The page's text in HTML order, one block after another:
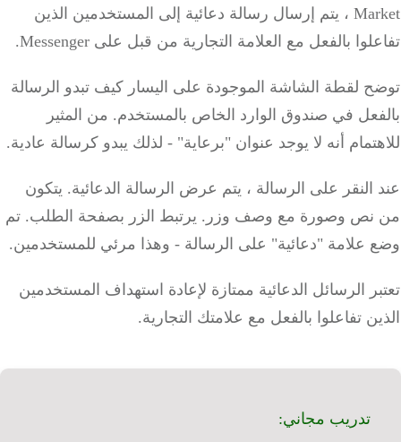
Market ، يتم إرسال رسالة دعائية إلى المستخدمين الذين
تفاعلوا بالفعل مع العلامة التجارية من قبل على Messenger.
توضح لقطة الشاشة الموجودة على اليسار كيف تبدو الرسالة
بالفعل في صندوق الوارد الخاص بالمستخدم. من المثير
للاهتمام أنه لا يوجد عنوان "برعاية" - لذلك يبدو كرسالة عادية.
عند النقر على الرسالة ، يتم عرض الرسالة الدعائية. يتكون
من نص وصورة مع وصف وزر. يرتبط الزر بصفحة الطلب. تم
وضع علامة "دعائية" على الرسالة - وهذا مرئي للمستخدمين.
تعتبر الرسائل الدعائية ممتازة لإعادة استهداف المستخدمين
الذين تفاعلوا بالفعل مع علامتك التجارية.
تدريب مجاني: